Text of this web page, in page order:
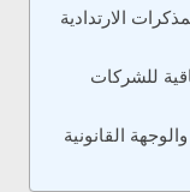
الارتدادية
للشركات
القانونية